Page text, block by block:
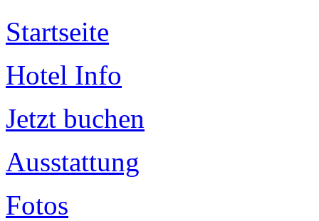
Startseite
Hotel Info
Jetzt buchen
Ausstattung
Fotos